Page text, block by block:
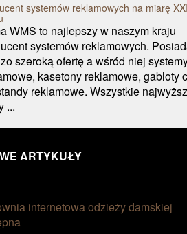
systemów reklamowych na miarę
WMS to najlepszy w naszym kraju
systemów reklamowych.
szeroką ofertę a wśród niej
kasetony reklamowe, gabloty
reklamowe. Wszystkie
...
ARTYKUŁY
internetowa odzieży damskiej